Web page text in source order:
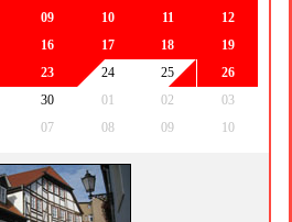
09 10 11
12
16 17 18
19
23 24 25
26
30 01 02
03
07 08 09 10